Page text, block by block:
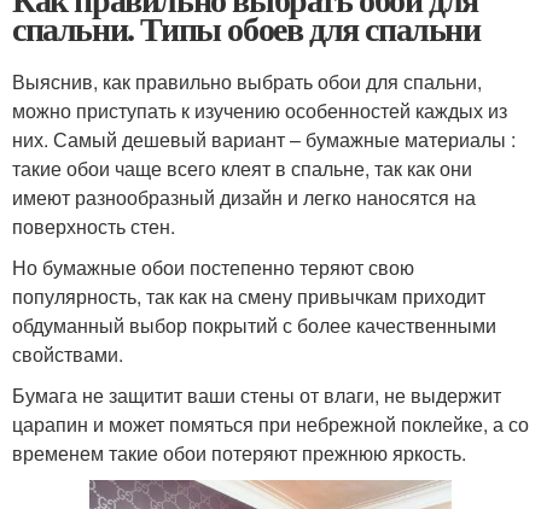
спальни. Типы обоев для спальни
Выяснив, как правильно выбрать обои для спальни,
можно приступать к изучению особенностей каждых из
них. Самый дешевый вариант – бумажные материалы :
такие обои чаще всего клеят в спальне, так как они
имеют разнообразный дизайн и легко наносятся на
поверхность стен.
Но бумажные обои постепенно теряют свою
популярность, так как на смену привычкам приходит
обдуманный выбор покрытий с более качественными
свойствами.
Бумага не защитит ваши стены от влаги, не выдержит
царапин и может помяться при небрежной поклейке, а со
временем такие обои потеряют прежнюю яркость.